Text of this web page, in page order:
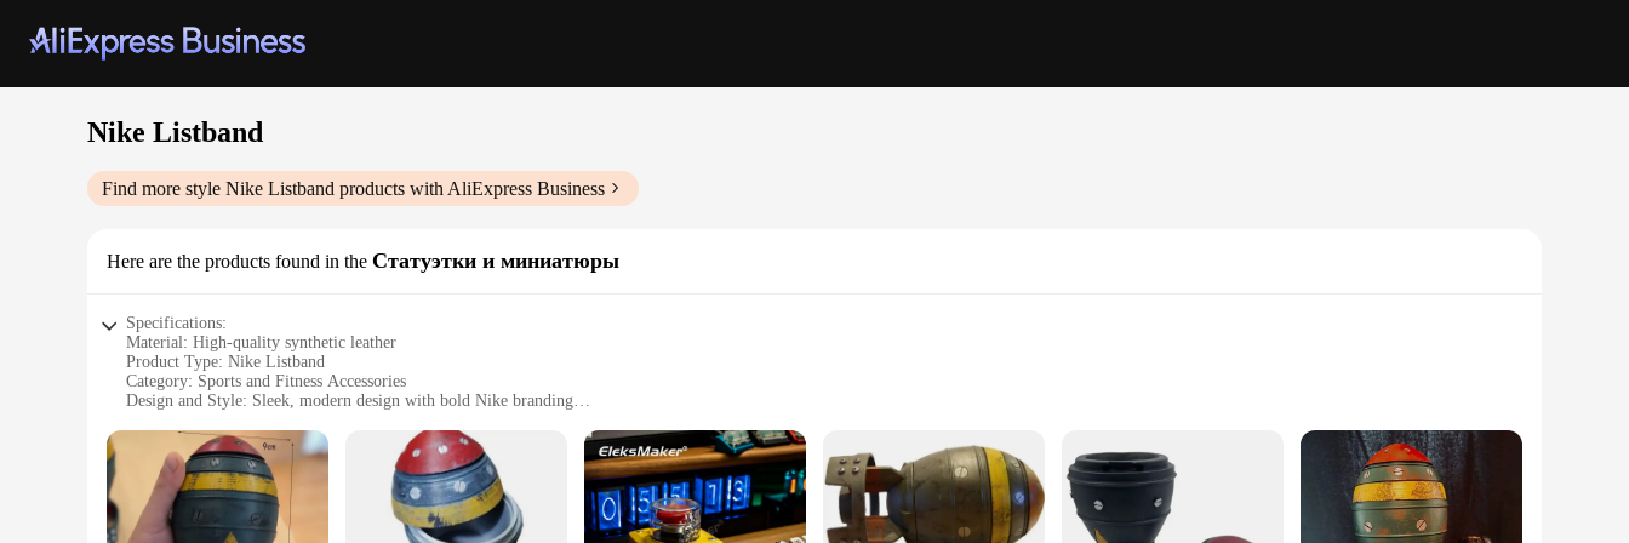
Nike Listband
Find more style Nike Listband products with AliExpress Business
Here are the products found in the Статуэтки и миниатюры
Specifications:
Material: High-quality synthetic leather
Product Type: Nike Listband
Category: Sports and Fitness Accessories
Design and Style: Sleek, modern design with bold Nike branding
Performance and Property: Durable, water-resistant, and easy to clean
Parts and Accessories: Includes multiple key holders and a secure carabiner clip
Features:
|Wholesale|Vendors|